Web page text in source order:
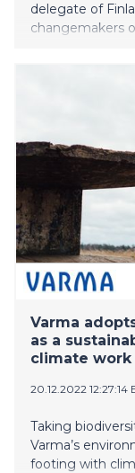
delegate of
changemakers
Varma
as a
climate work
20.12.2022 12:27:14
Taking
Varma’s
footing with